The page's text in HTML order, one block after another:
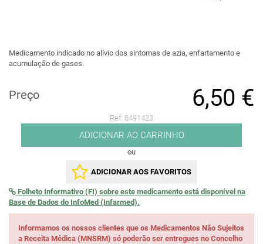
Medicamento indicado no alívio dos sintomas de azia, enfartamento e
acumulação de gases.
Preço 6,50 €
Ref. 8491423
ADICIONAR AO CARRINHO
ou
ADICIONAR AOS FAVORITOS
Folheto Informativo (FI) sobre este medicamento está disponível na
Base de Dados do InfoMed (Infarmed).
Informamos os nossos clientes que os Medicamentos Não Sujeitos
a Receita Médica (MNSRM) só poderão ser entregues no Concelho